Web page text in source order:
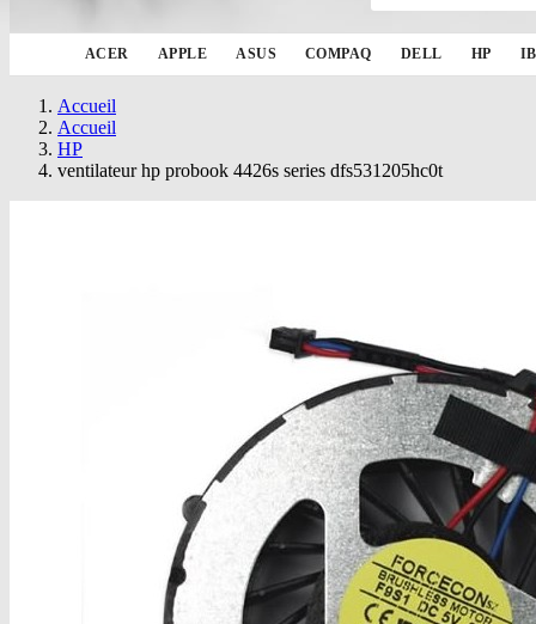
ACER APPLE ASUS COMPAQ DELL HP
Accueil
Accueil
HP
ventilateur hp probook 4426s series dfs531205hc0t